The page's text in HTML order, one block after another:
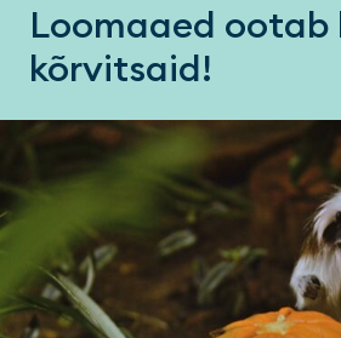
Loomaaed
kõrvitsaid!